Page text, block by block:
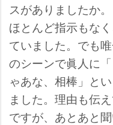
スがありましたか。
ほとんど指示もな
ていました。でも
のシーンで眞人に
ゃあな、相棒」と
ました。理由も伝
ですが、あとあと